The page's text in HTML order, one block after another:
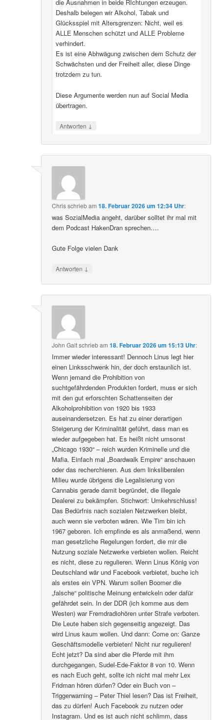
die Ausnahmen in beide RIchtungen erzeugen.
Deshalb belegen wir Alkohol, Tabak und
Glücksspiel mit Altersgrenzen: Nicht, weil es
ALLE Menschen schützt und ALLE Probleme
verhindert.
Es ist eine Abhwägung zwischen dem Schutz der
Schwächsten und der Freiheit aller, diese Dinge
trotzdem zu tun.
Diese Argumente werden nun auf Social Media
übertragen.
Antworten ↓
Chrisschriebam18. Februar 2026 um 12:34 Uhr:
was SozialMedia angeht, darüber solltet ihr mal mit
dem Podcast HakenDran sprechen….
Gute Folge vielen Dank
Antworten ↓
John Galtschriebam18. Februar 2026 um 15:13 Uhr:
Immer wieder interessant! Dennoch Linus legt hier
einen Linksschwenk hin, der doch erstaunlich ist.
Wenn jemand die Prohibition von
suchtgefährdenden Produkten fordert, muss er sich
mit den gut erforschten Schattenseiten der
Alkoholprohibition von 1920 bis 1933
auseinandersetzen. Es hat zu einer derartigen
Steigerung der Kriminalität geführt, dass man es
wieder aufgegeben hat. Es heißt nicht umsonst
„Chicago 1930“ – reich wurden Kriminelle und die
Mafia. Einfach mal „Boardwalk Empire“ anschauen
oder das recherchieren. Aus dem linksliberalen
Milieu wurde übrigens die Legalisierung von
Cannabis gerade damit begründet, die illegale
Dealerei zu bekämpfen. Stichwort: Umkehrschluss!
Das Bedürfnis nach sozialen Netzwerken bleibt,
auch wenn sie verboten wären. Wie Tim bin ich
1967 geboren. Ich empfinde es als anmaßend, wenn
man gesetzliche Regelungen fordert, die mir die
Nutzung soziale Netzwerke verbieten wollen. Reicht
es nicht, diese zu regulieren. Wenn Linus König von
Deutschland wär und Facebook verbietet, buche ich
als erstes ein VPN. Warum sollen Boomer die
„falsche“ politische Meinung entwickeln oder dafür
gefährdet sein. In der DDR (ich komme aus dem
Westen) war Fremdradiohören unter Strafe verboten.
Die Leute haben sich gegenseitig angezeigt. Das
wird Linus kaum wollen. Und dann: Come on: Ganze
Geschäftsmodelle verbieten! Nicht nur regulieren!
Echt jetzt? Da sind aber die Pferde mit ihm
durchgegangen, Sudel-Ede-Faktor 8 von 10. Wenn
es nach Euch geht, sollte ich nicht mal mehr Lex
Fridman hören dürfen? Oder ein Buch von –
Triggerwarning – Peter Thiel lesen? Das ist Freiheit,
das zu dürfen! Auch Facebook zu nutzen oder
Instagram. Und es ist auch nicht schlimm, dass